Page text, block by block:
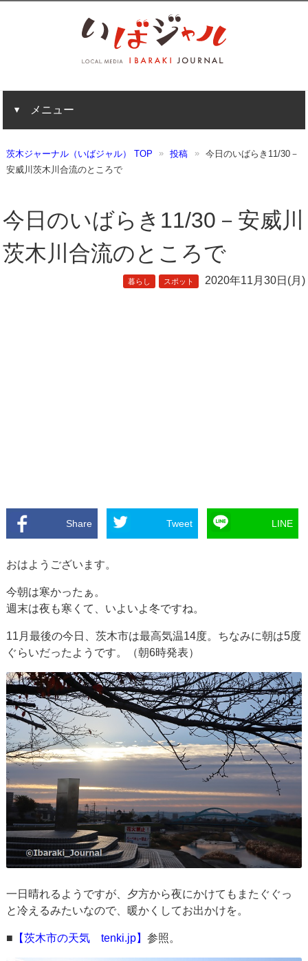
メニュー
茨木ジャーナル（いばジャル） TOP 投稿
今日のいばらき11/30－
安威川茨木川合流のところで
今日のいばらき11/30－安威川
茨木川合流のところで
暮らし スポット 2020年11月30日(月)
Share Tweet LINE
おはようございます。
今朝は寒かったぁ。
週末は夜も寒くて、いよいよ冬ですね。
11月最後の今日、茨木市は最高気温14度。ちなみに朝は5度
ぐらいだったようです。（朝6時発表）
一日晴れるようですが、夕方から夜にかけてもまたぐぐっ
と冷えるみたいなので、暖かくしてお出かけを。
■ 【茨木市の天気 tenki.jp】参照。